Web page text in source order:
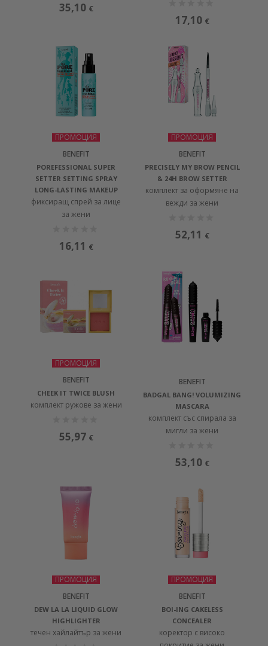
35,10 €
17,10 €
ПРОМОЦИЯ
BENEFIT
POREFESSIONAL SUPER
SETTER SETTING SPRAY
LONG-LASTING MAKEUP
фиксиращ спрей за лице
за жени
16,11 €
ПРОМОЦИЯ
BENEFIT
PRECISELY MY BROW PENCIL
& 24H BROW SETTER
комплект за оформяне на
вежди за жени
52,11 €
ПРОМОЦИЯ
BENEFIT
CHEEK IT TWICE BLUSH
комплект ружове за жени
55,97 €
BENEFIT
BADGAL BANG! VOLUMIZING
MASCARA
комплект със спирала за
мигли за жени
53,10 €
ПРОМОЦИЯ
BENEFIT
DEW LA LA LIQUID GLOW
HIGHLIGHTER
течен хайлайтър за жени
ПРОМОЦИЯ
BENEFIT
BOI-ING CAKELESS
CONCEALER
коректор с високо